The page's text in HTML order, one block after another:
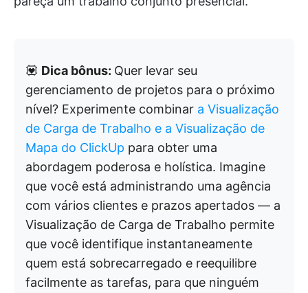
💟 Dica bônus: Quer levar seu
gerenciamento de projetos para o próximo
nível? Experimente combinar a Visualização
de Carga de Trabalho e a Visualização de
Mapa do ClickUp para obter uma
abordagem poderosa e holística. Imagine
que você está administrando uma agência
com vários clientes e prazos apertados — a
Visualização de Carga de Trabalho permite
que você identifique instantaneamente
quem está sobrecarregado e reequilibre
facilmente as tarefas, para que ninguém